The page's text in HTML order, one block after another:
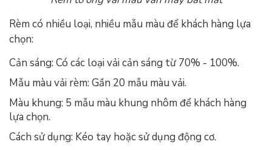
Rèm có nhiều loại, nhiều mẫu màu để khách hàng lựa
chọn:
Cản sáng: Có các loại vải cản sáng từ 70% - 100%.
Mẫu màu vải rèm: Gần 20 mẫu màu vải.
Màu khung: 5 mẫu màu khung nhôm để khách hàng
lựa chọn.
Cách sử dụng: Kéo tay hoặc sử dụng động cơ.